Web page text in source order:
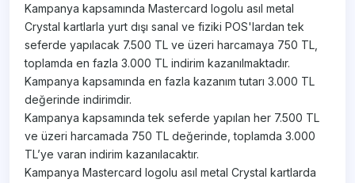
Kampanya kapsamında Mastercard logolu asıl metal
Crystal kartlarla yurt dışı sanal ve fiziki POS'lardan tek
seferde yapılacak 7.500 TL ve üzeri harcamaya 750 TL,
toplamda en fazla 3.000 TL indirim kazanılmaktadır.
Kampanya kapsamında en fazla kazanım tutarı 3.000 TL
değerinde indirimdir.
Kampanya kapsamında tek seferde yapılan her 7.500 TL
ve üzeri harcamada 750 TL değerinde, toplamda 3.000
TL’ye varan indirim kazanılacaktır.
Kampanya Mastercard logolu asıl metal Crystal kartlarda